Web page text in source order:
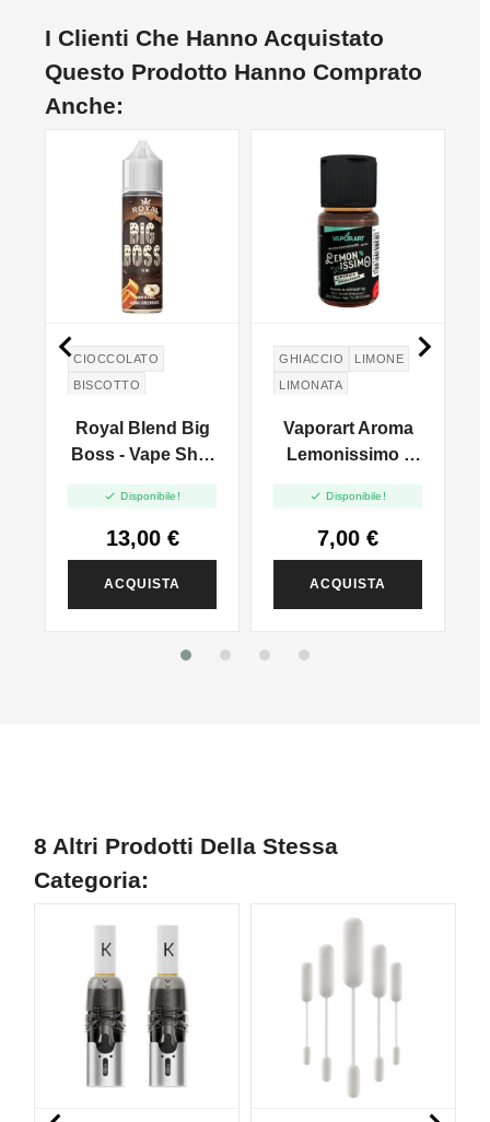
I Clienti Che Hanno Acquistato
Questo Prodotto Hanno Comprato
Anche:
CIOCCOLATO
BISCOTTO
Royal Blend Big
Boss - Vape Shot
 Disponibile!
13,00 €
ACQUISTA
GHIACCIO
LIMONE
LIMONATA
Vaporart Aroma
Lemonissimo -
 Disponibile!
7,00 €
ACQUISTA
 
8 Altri Prodotti Della Stessa
Categoria: